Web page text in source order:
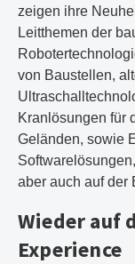
zeigen ihre
Leitthemen der
von Baustellen,
Kranlösungen für
Geländen, sowie
aber auch auf der
Wieder auf
Experience